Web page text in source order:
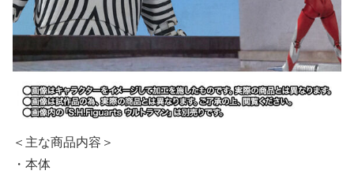
＜主な商品内容＞
・本体